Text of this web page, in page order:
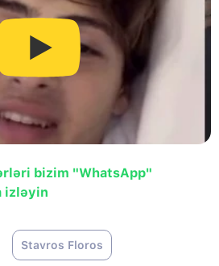
bizim "WhatsApp"
izləyin
Stavros Floros